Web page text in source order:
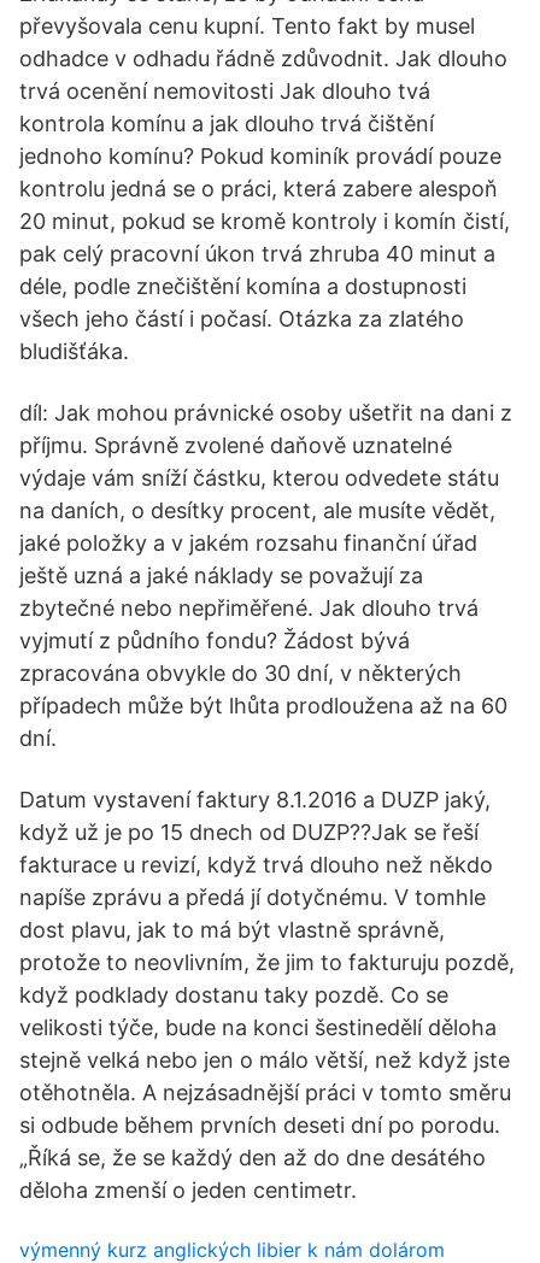
převyšovala cenu kupní. Tento fakt by musel
odhadce v odhadu řádně zdůvodnit. Jak dlouho
trvá ocenění nemovitosti Jak dlouho tvá
kontrola komínu a jak dlouho trvá čištění
jednoho komínu? Pokud kominík provádí pouze
kontrolu jedná se o práci, která zabere alespoň
20 minut, pokud se kromě kontroly i komín čistí,
pak celý pracovní úkon trvá zhruba 40 minut a
déle, podle znečištění komína a dostupnosti
všech jeho částí i počasí. Otázka za zlatého
bludišťáka.
díl: Jak mohou právnické osoby ušetřit na dani z
příjmu. Správně zvolené daňově uznatelné
výdaje vám sníží částku, kterou odvedete státu
na daních, o desítky procent, ale musíte vědět,
jaké položky a v jakém rozsahu finanční úřad
ještě uzná a jaké náklady se považují za
zbytečné nebo nepřiměřené. Jak dlouho trvá
vyjmutí z půdního fondu? Žádost bývá
zpracována obvykle do 30 dní, v některých
případech může být lhůta prodloužena až na 60
dní.
Datum vystavení faktury 8.1.2016 a DUZP jaký,
když už je po 15 dnech od DUZP??Jak se řeší
fakturace u revizí, když trvá dlouho než někdo
napíše zprávu a předá jí dotyčnému. V tomhle
dost plavu, jak to má být vlastně správně,
protože to neovlivním, že jim to fakturuju pozdě,
když podklady dostanu taky pozdě. Co se
velikosti týče, bude na konci šestinedělí děloha
stejně velká nebo jen o málo větší, než když jste
otěhotněla. A nejzásadnější práci v tomto směru
si odbude během prvních deseti dní po porodu.
„Říká se, že se každý den až do dne desátého
děloha zmenší o jeden centimetr.
výmenný kurz anglických libier k nám dolárom